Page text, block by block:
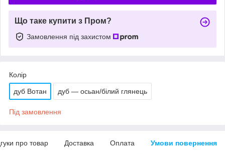
Що таке купити з Пром?
Замовлення під захистом
Колір
дуб Вотан дуб — осьан/білий глянець
Під замовлення
про товар Доставка Оплата Умови повернення